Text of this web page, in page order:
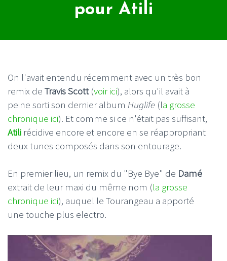
pour Atili
On l'avait entendu récemment avec un très bon
remix de Travis Scott(voir ici), alors qu'il avait à
peine sorti son dernier album Huglife (la grosse
chronique ici). Et comme si ce n'était pas suffisant,
Atili récidive encore et encore en se réappropriant
deux tunes composés dans son entourage.
En premier lieu, un remix du "Bye Bye" de Damé
extrait de leur maxi du même nom (la grosse
chronique ici), auquel le Tourangeau a apporté
une touche plus electro.